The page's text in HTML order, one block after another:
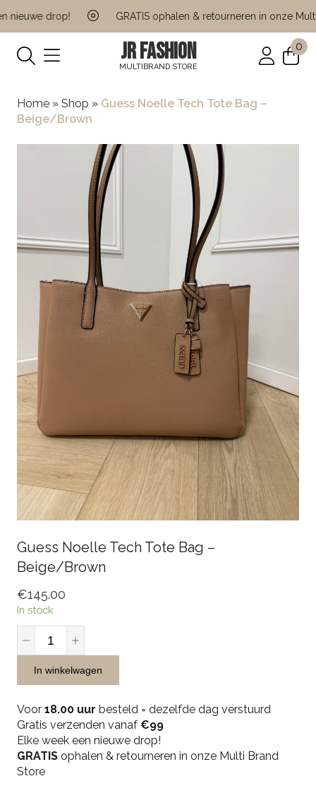
drop! GRATIS ophalen & retourneren in onze Multi
JR FASHION
MULTIBRAND STORE
0
Home » Shop » Guess Noelle Tech Tote Bag –
Beige/Brown
Guess Noelle Tech Tote Bag –
Beige/Brown
€145.00
In stock
Guess
Noelle
Tech
-
Beige/Brown
quantity
In winkelwagen
Voor 18.00 uur besteld = dezelfde dag verstuurd
Gratis verzenden vanaf €99
Elke week een nieuwe drop!
GRATIS ophalen & retourneren in onze Multi Brand
Store